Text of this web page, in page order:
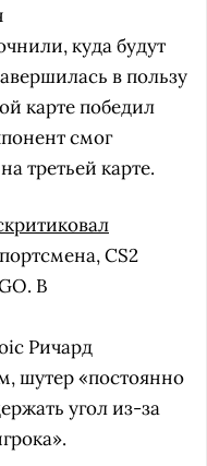
куда будут
в пользу
карте победил
смог
третьей карте.
CS2
В
Ричард
шутер «постоянно
угол из-за